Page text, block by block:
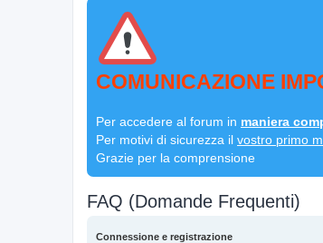
COMUNICAZIONE
Per accedere al forum in maniera
Per motivi di sicurezza il vostro primo
Grazie per la comprensione
FAQ (Domande Frequenti)
Connessione e registrazione